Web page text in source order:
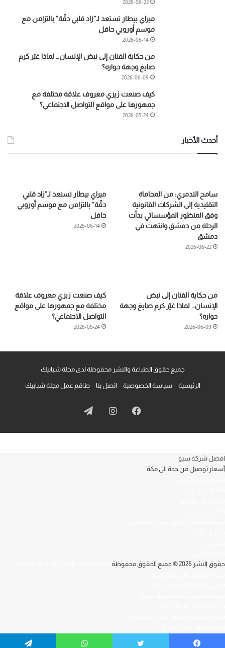
2026-06-22
ميراي بيطار تستعد لـ”زاد قلبي دقّة” بالتزامن مع
موسم أوروبي حافل
2026-06-14
من حكاية الفنان إلى نبض الإنسان… لماذا غيّر كرم
صايغ وجهة حواره؟
2026-06-09
كيف صنعت زيزي معروف علاقة مختلفة مع
جمهورها على مواقع التواصل الاجتماعي؟
2026-05-24
أحدث الأخبار
سامح التدمري: من المحاماة
التقليدية إلى الشركات القانونية
وفق المنظور المؤسساتي بدأت
الرحلة من دمشق وانتهت في
دمشق
2026-06-22
ميراي بيطار تستعد لـ”زاد قلبي
دقّة” بالتزامن مع موسم أوروبي
حافل
2026-06-14
من حكاية الفنان إلى نبض
الإنسان… لماذا غيّر كرم صايغ وجهة
حواره؟
2026-06-09
كيف صنعت زيزي معروف علاقة
مختلفة مع جمهورها على مواقع
التواصل الاجتماعي؟
2026-05-24
جميع حقوق الطباعة والنشر محفوظة لدى مجلة شبابيك
الرئيسية سياسة الخصوصية اتصل بنا طاقم عمل مجلة شبابيك
فيسبوكانستقرامتيلقرام
افضل شركة سيو
أسعار توصيل من جدة الى مكة
حقوق النشر 2026 © جميع الحقوق محفوظة
افضل محامي في العراق